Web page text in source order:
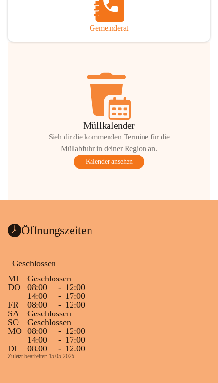
Gemeinderat
Müllkalender
Sieh dir die kommenden Termine für die
Müllabfuhr in deiner Region an.
Kalender ansehen
Öffnungszeiten
Geschlossen
MI
Geschlossen
DO
08:00 - 12:00
14:00
- 17:00
FR
08:00 - 12:00
SA
Geschlossen
SO
Geschlossen
MO 08:00 - 12:00
14:00
- 17:00
DI
08:00 - 12:00
Zuletzt bearbeitet: 15.05.2025